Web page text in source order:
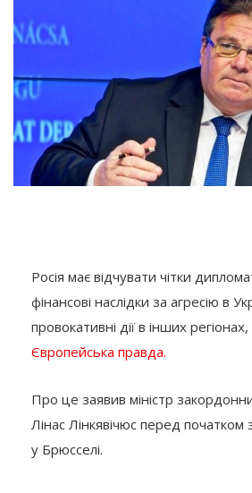
Росія має відчувати чітки
фінансові наслідки за агресію в
провокативні дії в інших
Європейська правда.
Про це заявив міністр
Лінас Лінкявічюс перед
у Брюсселі.